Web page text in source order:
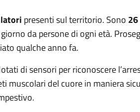
presenti sul territorio. Sono
da persone di ogni età.
qualche anno fa.
di sensori per riconoscere
muscolari del cuore in maniera